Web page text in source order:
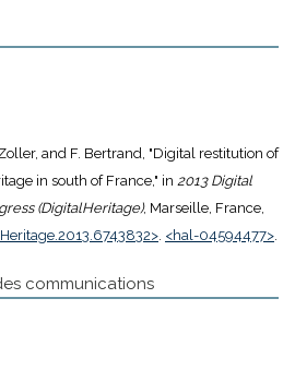
and F. Bertrand, "Digital restitution of
in south of France," in 2013 Digital
(DigitalHeritage), Marseille, France,
<hal-04594477>
communications